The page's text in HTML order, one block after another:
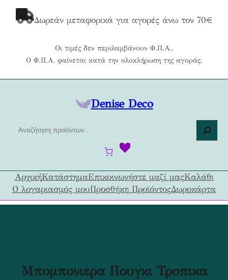
Δωρεάν μεταφορικά για αγορές άνω τον 70€
Οι τιμές δεν περιλαμβάνουν Φ.Π.Α..
Ο Φ.Π.Α. φαίνεται κατά την ολοκλήρωση της αγοράς.
Denise Deco
ή
τ
η
ΑρχικήΚατάστημαΕπικοινωνήστε μαζί μαςΚαλάθι
Ο λογαριασμός μουΠροσθήκη ΠροϊόντοςΔωροκάρτα
Μπομπονιερα Πουγκι Τροπικα